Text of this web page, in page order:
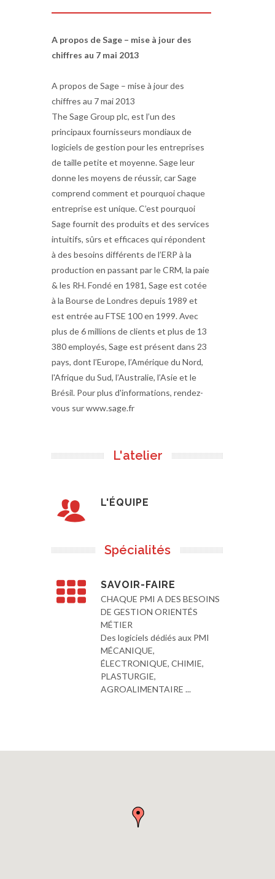
A propos de Sage – mise à jour des
chiffres au 7 mai 2013
A propos de Sage – mise à jour des
chiffres au 7 mai 2013
The Sage Group plc, est l’un des
principaux fournisseurs mondiaux de
logiciels de gestion pour les entreprises
de taille petite et moyenne. Sage leur
donne les moyens de réussir, car Sage
comprend comment et pourquoi chaque
entreprise est unique. C’est pourquoi
Sage fournit des produits et des services
intuitifs, sûrs et efficaces qui répondent
à des besoins différents de l’ERP à la
production en passant par le CRM, la paie
& les RH. Fondé en 1981, Sage est cotée
à la Bourse de Londres depuis 1989 et
est entrée au FTSE 100 en 1999. Avec
plus de 6 millions de clients et plus de 13
380 employés, Sage est présent dans 23
pays, dont l’Europe, l’Amérique du Nord,
l'Afrique du Sud, l’Australie, l’Asie et le
Brésil. Pour plus d'informations, rendez-
vous sur www.sage.fr
L'atelier
L'ÉQUIPE
Spécialités
SAVOIR-FAIRE
CHAQUE PMI A DES BESOINS
DE GESTION ORIENTÉS
MÉTIER
Des logiciels dédiés aux PMI
MÉCANIQUE,
ÉLECTRONIQUE, CHIMIE,
PLASTURGIE,
AGROALIMENTAIRE ...